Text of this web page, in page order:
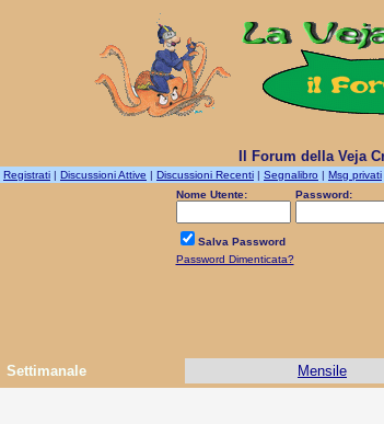
Il Forum della Veja
Registrati | Discussioni Attive | Discussioni Recenti | Segnalibro | Msg privati
Nome Utente:
Password:
Salva Password
Password Dimenticata?
Settimanale Mensile